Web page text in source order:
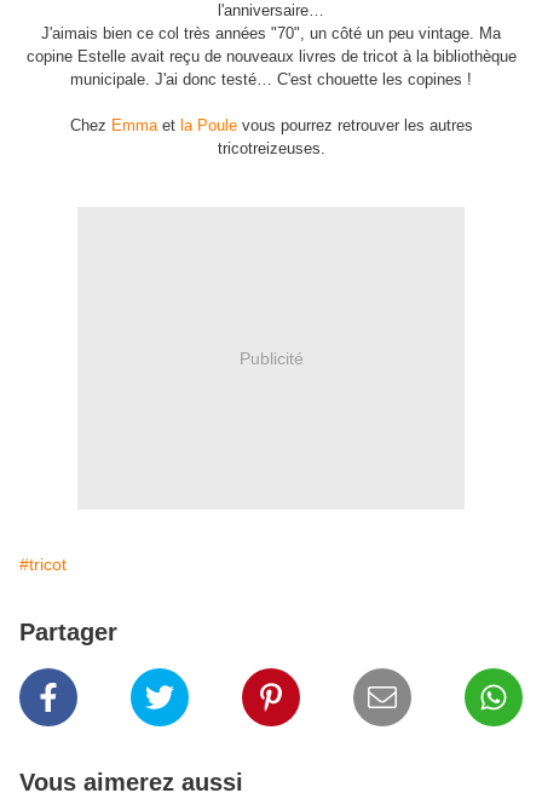
l'anniversaire…
J'aimais bien ce col très années "70", un côté un peu vintage. Ma
copine Estelle avait reçu de nouveaux livres de tricot à la bibliothèque
municipale. J'ai donc testé… C'est chouette les copines !
Chez Emmaet la Poulevous pourrez retrouver les autres
tricotreizeuses.
Publicité
#tricot
Partager
Vous aimerez aussi